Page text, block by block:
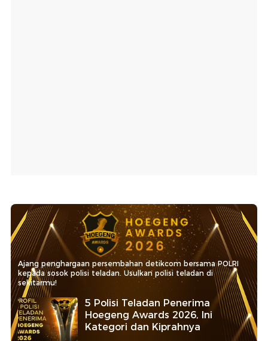
Ajang penghargaan persembahan detikcom bersama POLRI
kepada sosok polisi teladan. Usulkan polisi teladan di
sekitarmu!
5 Polisi Teladan Penerima
Hoegeng Awards 2026, Ini
Kategori dan Kiprahnya